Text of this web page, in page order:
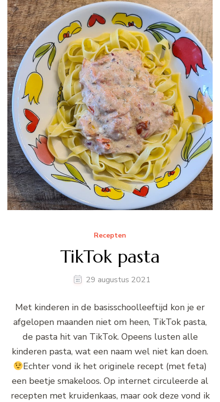
Recepten
TikTok pasta
29 augustus 2021
Met kinderen in de basisschoolleeftijd kon je er
afgelopen maanden niet om heen, TikTok pasta,
de pasta hit van TikTok. Opeens lusten alle
kinderen pasta, wat een naam wel niet kan doen.
Echter vond ik het originele recept (met feta)
een beetje smakeloos. Op internet circuleerde al
recepten met kruidenkaas, maar ook deze vond ik